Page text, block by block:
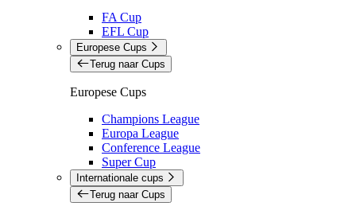
FA Cup
EFL Cup
Europese Cups
Terug naar Cups
Europese Cups
Champions League
Europa League
Conference League
Super Cup
Internationale cups
Terug naar Cups